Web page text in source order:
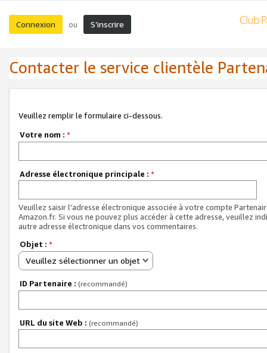
Connexion ou S’inscrire
Contacter le service clientèle
Veuillez remplir le formulaire ci-dessous.
Votre nom : *
Adresse électronique principale : *
Veuillez saisir l'adresse électronique associée à votre compte
Amazon.fr. Si vous ne pouvez plus accéder à cette adresse, veuillez
autre adresse électronique dans vos commentaires.
Objet : *
Veuillez sélectionner un objet
ID Partenaire : (recommandé)
URL du site Web : (recommandé)